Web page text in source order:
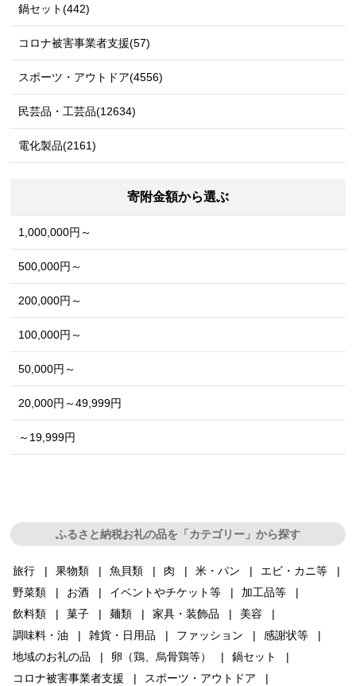
鍋セット(442)
コロナ被害事業者支援(57)
スポーツ・アウトドア(4556)
民芸品・工芸品(12634)
電化製品(2161)
寄附金額から選ぶ
1,000,000円～
500,000円～
200,000円～
100,000円～
50,000円～
20,000円～49,999円
～19,999円
ふるさと納税お礼の品を「カテゴリー」から探す
旅行 果物類 魚貝類 肉 米・パン
エビ・カニ等
野菜類
お酒 イベントやチケット等
加工品等
飲料類
菓子 麺類 家具・装飾品
美容
調味料・油
雑貨・日用品 ファッション
感謝状等
地域のお礼の品
卵（鶏、烏骨鶏等）
鍋セット
コロナ被害事業者支援
スポーツ・アウトドア